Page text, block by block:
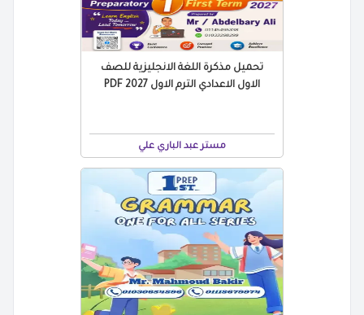
تحميل مذكرة اللغة الانجليزية للصف
الاول الاعدادي الترم الاول 2027 PDF
مستر عبد الباري علي